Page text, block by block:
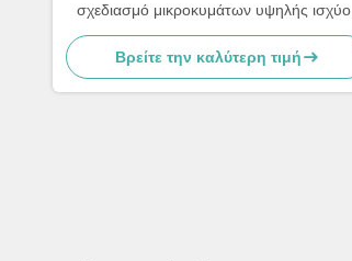
σχεδιασμό μικροκυμάτων υψηλής ισχύος
χαμηλού περάσματος
Βρείτε την καλύτερη τιμή